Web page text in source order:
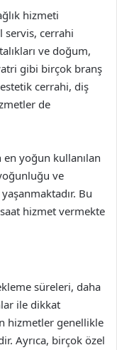
hizmeti
servis, cerrahi
ve doğum,
gibi birçok branş
cerrahi, diş
de
en yoğun kullanılan
ve
Bu
hizmet vermekte
süreleri, daha
ile dikkat
hizmetler genellikle
Ayrıca, birçok özel